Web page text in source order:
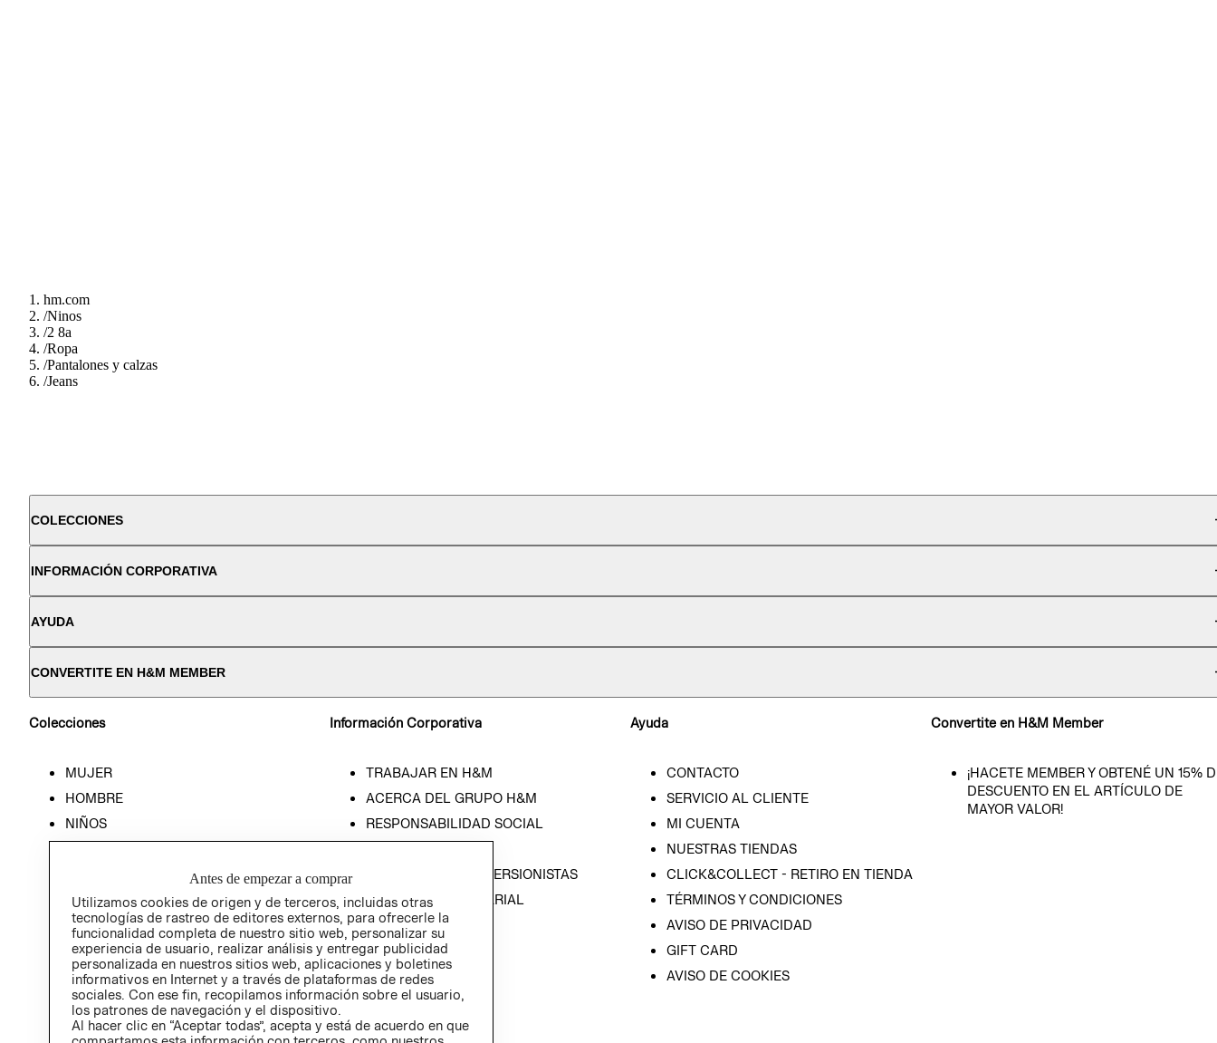
hm.com
/Ninos
/2 8a
/Ropa
/Pantalones y calzas
/Jeans
COLECCIONES
INFORMACIÓN CORPORATIVA
AYUDA
CONVERTITE EN H&M MEMBER
Colecciones
MUJER
HOMBRE
NIÑOS
Información Corporativa
TRABAJAR EN H&M
ACERCA DEL GRUPO H&M
RESPONSABILIDAD SOCIAL
RELACIÓN CON INVERSIONISTAS
POLÍTICA EMPRESARIAL
Ayuda
CONTACTO
SERVICIO AL CLIENTE
MI CUENTA
NUESTRAS TIENDAS
CLICK&COLLECT - RETIRO EN TIENDA
TÉRMINOS Y CONDICIONES
AVISO DE PRIVACIDAD
GIFT CARD
AVISO DE COOKIES
Convertite en H&M Member
¡HACETE MEMBER Y OBTENÉ UN 15%
DESCUENTO EN EL ARTÍCULO DE
MAYOR VALOR!
Antes de empezar a comprar
Utilizamos cookies de origen y de terceros, incluidas otras
tecnologías de rastreo de editores externos, para ofrecerle la
funcionalidad completa de nuestro sitio web, personalizar su
experiencia de usuario, realizar análisis y entregar publicidad
personalizada en nuestros sitios web, aplicaciones y boletines
informativos en Internet y a través de plataformas de redes
sociales. Con ese fin, recopilamos información sobre el usuario,
los patrones de navegación y el dispositivo.
Al hacer clic en “Aceptar todas”, acepta y está de acuerdo en que